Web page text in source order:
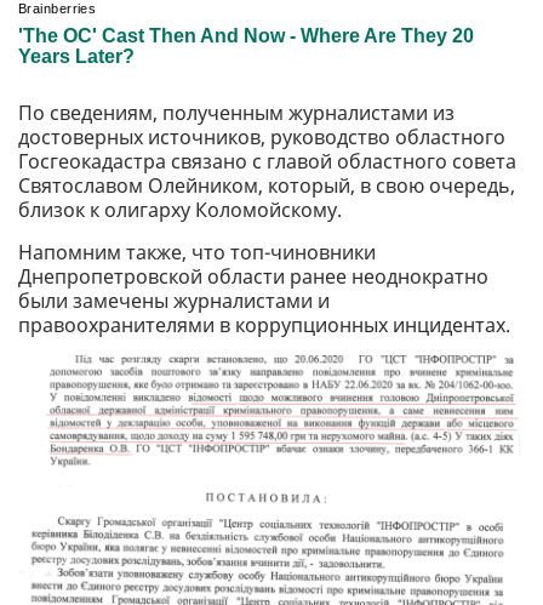
По сведениям, полученным журналистами из
достоверных источников, руководство областного
Госгеокадастра связано с главой областного совета
Святославом Олейником, который, в свою очередь,
близок к олигарху Коломойскому.
Напомним также, что топ-чиновники
Днепропетровской области ранее неоднократно
были замечены журналистами и
правоохранителями в коррупционных инцидентах.